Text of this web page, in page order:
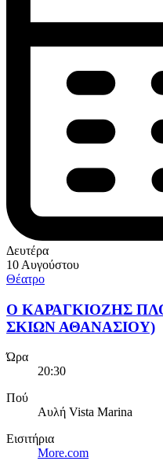
Δευτέρα
10 Αυγούστου
Θέατρο
Ο ΚΑΡΑΓΚΙΟΖΗΣ
ΣΚΙΩΝ ΑΘΑΝΑΣΙΟΥ)
Ώρα
20:30
Πού
Αυλή Vista Marina
Εισιτήρια
More.com